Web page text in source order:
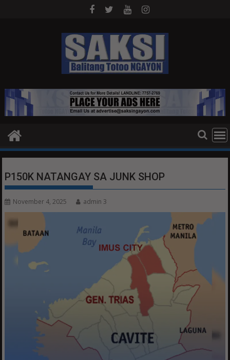
P150K NATANGAY SA JUNK SHOP
November 4, 2025 admin 3